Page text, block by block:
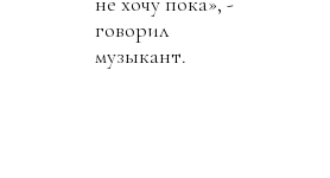
говорил
музыкант.